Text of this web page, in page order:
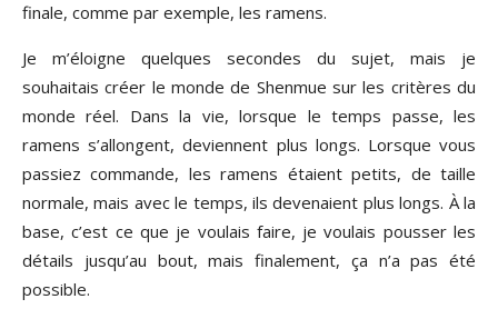
finale, comme par exemple, les ramens.
Je m’éloigne quelques secondes du sujet, mais je
souhaitais créer le monde de Shenmue sur les critères du
monde réel. Dans la vie, lorsque le temps passe, les
ramens s’allongent, deviennent plus longs. Lorsque vous
passiez commande, les ramens étaient petits, de taille
normale, mais avec le temps, ils devenaient plus longs. À la
base, c’est ce que je voulais faire, je voulais pousser les
détails jusqu’au bout, mais finalement, ça n’a pas été
possible.